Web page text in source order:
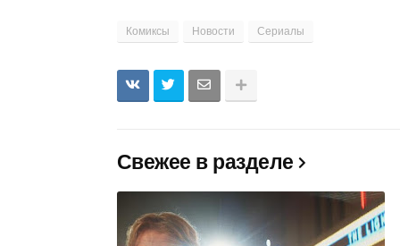
Комиксы Новости Сериалы
Свежее в разделе